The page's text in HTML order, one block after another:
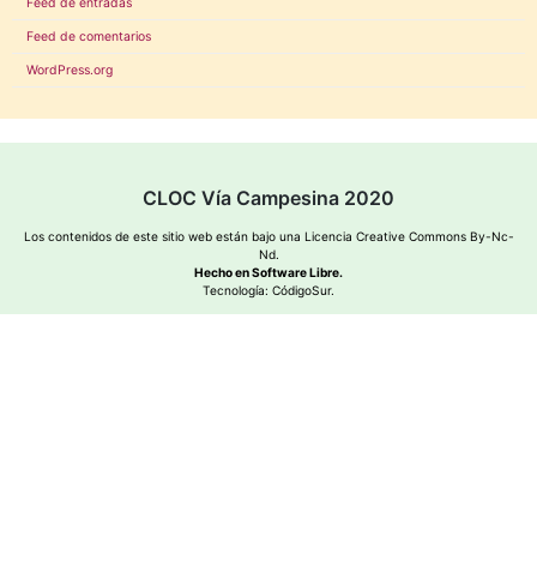
Feed de comentarios
WordPress.org
CLOC Vía Campesina 2020
Los contenidos de este sitio web están bajo una Licencia Creative Commons By-Nc-
Nd.
Hecho en Software Libre.
Tecnología: CódigoSur.